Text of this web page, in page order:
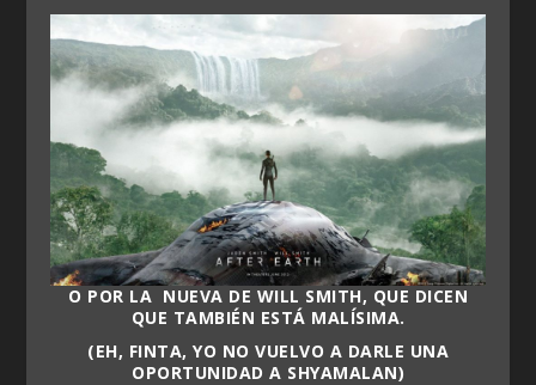
O POR LA NUEVA DE WILL SMITH, QUE DICEN
QUE TAMBIÉN ESTÁ MALÍSIMA.
(EH, FINTA, YO NO VUELVO A DARLE UNA
OPORTUNIDAD A SHYAMALAN)